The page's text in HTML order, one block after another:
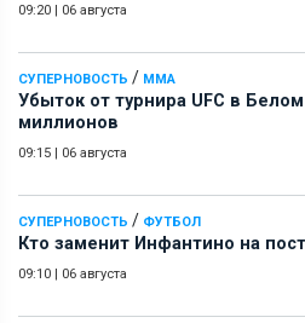
09:20 | 06 августа
СУПЕРНОВОСТЬ / ММА
Убыток от турнира UFC в
миллионов
09:15 | 06 августа
СУПЕРНОВОСТЬ / ФУТБОЛ
Кто заменит Инфантино на
09:10 | 06 августа